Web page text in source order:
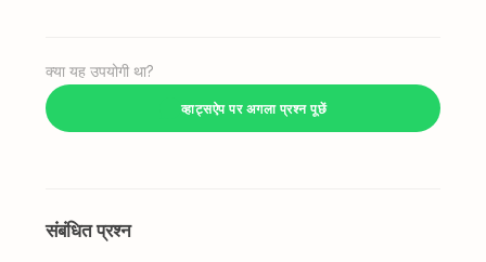
क्या यह उपयोगी था?
व्हाट्सऐप पर अगला प्रश्न पूछें
संबंधित प्रश्न